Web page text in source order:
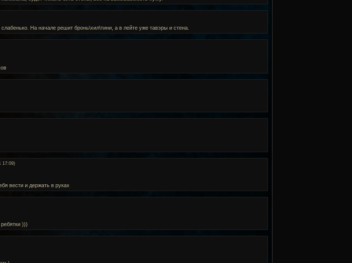
На начале решит бронь\хил\тини, а в лейте уже тавэры и стена.
17:09)
вести и держать в руках
)))